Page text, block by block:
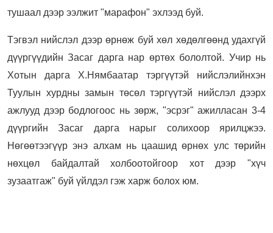
тушаал дээр ээлжит "марафон" эхлээд буй.
Тэгвэл нийслэл дээр өрнөж буй хөл хөдөлгөөнд удахгүй
дүүргүүдийн Засаг дарга нар өртөх бололтой. Учир нь
Хотын дарга Х.Нямбаатар тэргүүтэй нийслэлийнхэн
Туулын хурдны замын төсөл тэргүүтэй нийслэл дээрх
ажлууд дээр бодлогоос нь зөрж, "эсрэг" ажилласан 3-4
дүүргийн Засаг дарга нарыг солихоор ярилцжээ.
Нөгөөтээгүүр энэ алхам нь цаашид өрнөх улс төрийн
нөхцөл байдалтай холбоотойгоор хот дээр "хүч
зузаатгаж" буй үйлдэл гэж харж болох юм.